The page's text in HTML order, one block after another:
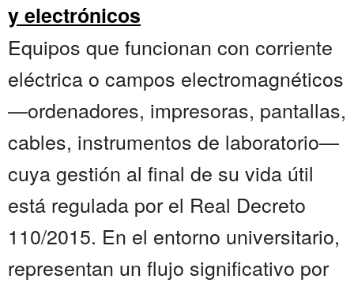
y electrónicos
Equipos que funcionan con corriente
eléctrica o campos electromagnéticos
—ordenadores, impresoras, pantallas,
cables, instrumentos de laboratorio—
cuya gestión al final de su vida útil
está regulada por el Real Decreto
110/2015. En el entorno universitario,
representan un flujo significativo por